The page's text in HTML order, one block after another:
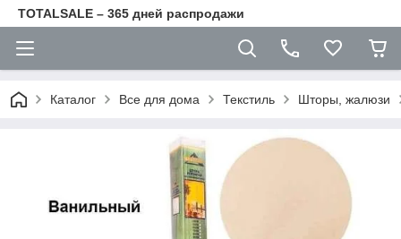
TOTALSALE – 365 дней распродажи
Каталог Все для дома Текстиль Шторы, жалюзи